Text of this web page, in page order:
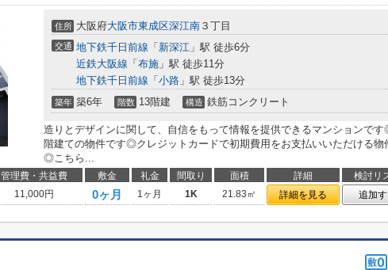
住所 大阪府大阪市東成区深江南 ３丁目
交通 地下鉄千日前線 「 新深江 」駅 徒歩6分
近鉄大阪線 「 布施 」駅 徒歩11分
地下鉄千日前線 「 小路 」駅 徒歩13分
築年 築6年 階数 13階建 構造 鉄筋コンクリート
造りとデザインに関して、自信をもって情報を提供できるマンションで
階建ての物件です◎クレジットカードで初期費用をお支払いいただける物
◎こちら...
管理費・共益費 敷金 礼金 間取り 面積 詳細
検討リ
11,000円 0ヶ月 1ヶ月 1K 21.83㎡ 詳細を見る 追加